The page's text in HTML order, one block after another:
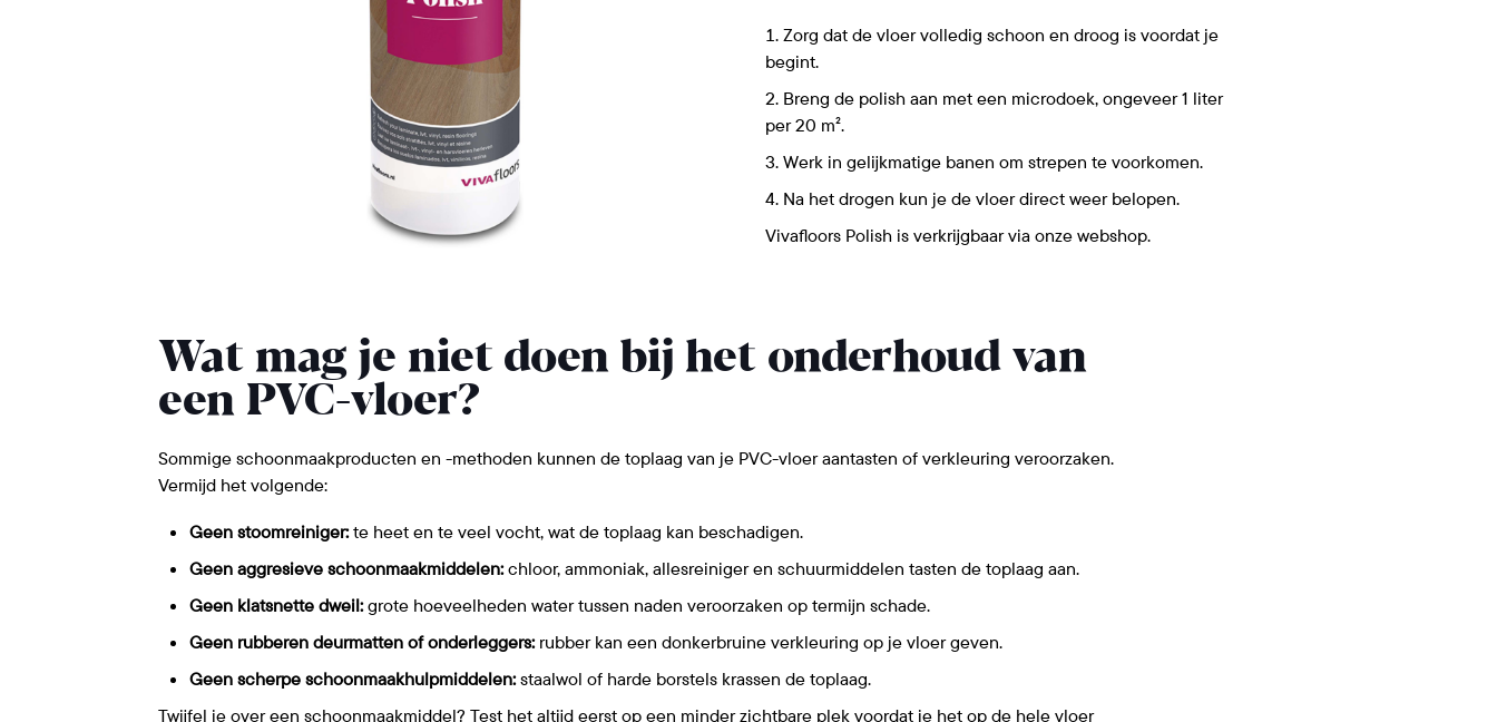
Zorg dat de vloer volledig schoon en droog is voordat je
begint.
Breng de polish aan met een microdoek, ongeveer 1 liter
per 20 m².
Werk in gelijkmatige banen om strepen te voorkomen.
Na het drogen kun je de vloer direct weer belopen.
Vivafloors Polish is verkrijgbaar via onze webshop.
Wat mag je niet doen bij het onderhoud van
een PVC-vloer?
Sommige schoonmaakproducten en -methoden kunnen de toplaag van je PVC-vloer aantasten of verkleuring veroorzaken.
Vermijd het volgende:
Geen stoomreiniger:te heet en te veel vocht, wat de toplaag kan beschadigen.
Geen aggresieve schoonmaakmiddelen:chloor, ammoniak, allesreiniger en schuurmiddelen tasten de toplaag aan.
Geen klatsnette dweil:grote hoeveelheden water tussen naden veroorzaken op termijn schade.
Geen rubberen deurmatten of onderleggers:rubber kan een donkerbruine verkleuring op je vloer geven.
Geen scherpe schoonmaakhulpmiddelen:staalwol of harde borstels krassen de toplaag.
Twijfel je over een schoonmaakmiddel? Test het altijd eerst op een minder zichtbare plek voordat je het op de hele vloer